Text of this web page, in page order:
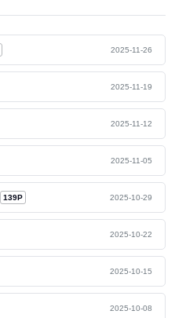
2025-11-26
2025-11-19
2025-11-12
2025-11-05
139P 2025-10-29
2025-10-22
2025-10-15
2025-10-08